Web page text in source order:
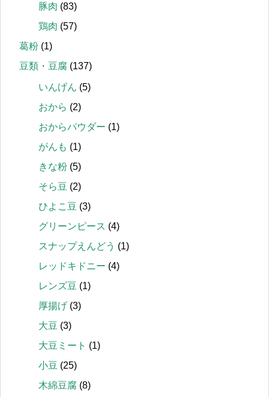
豚肉 (83)
鶏肉 (57)
葛粉 (1)
豆類・豆腐 (137)
いんげん (5)
おから (2)
おからパウダー (1)
がんも (1)
きな粉 (5)
そら豆 (2)
ひよこ豆 (3)
グリーンピース (4)
スナップえんどう (1)
レッドキドニー (4)
レンズ豆 (1)
厚揚げ (3)
大豆 (3)
大豆ミート (1)
小豆 (25)
木綿豆腐 (8)